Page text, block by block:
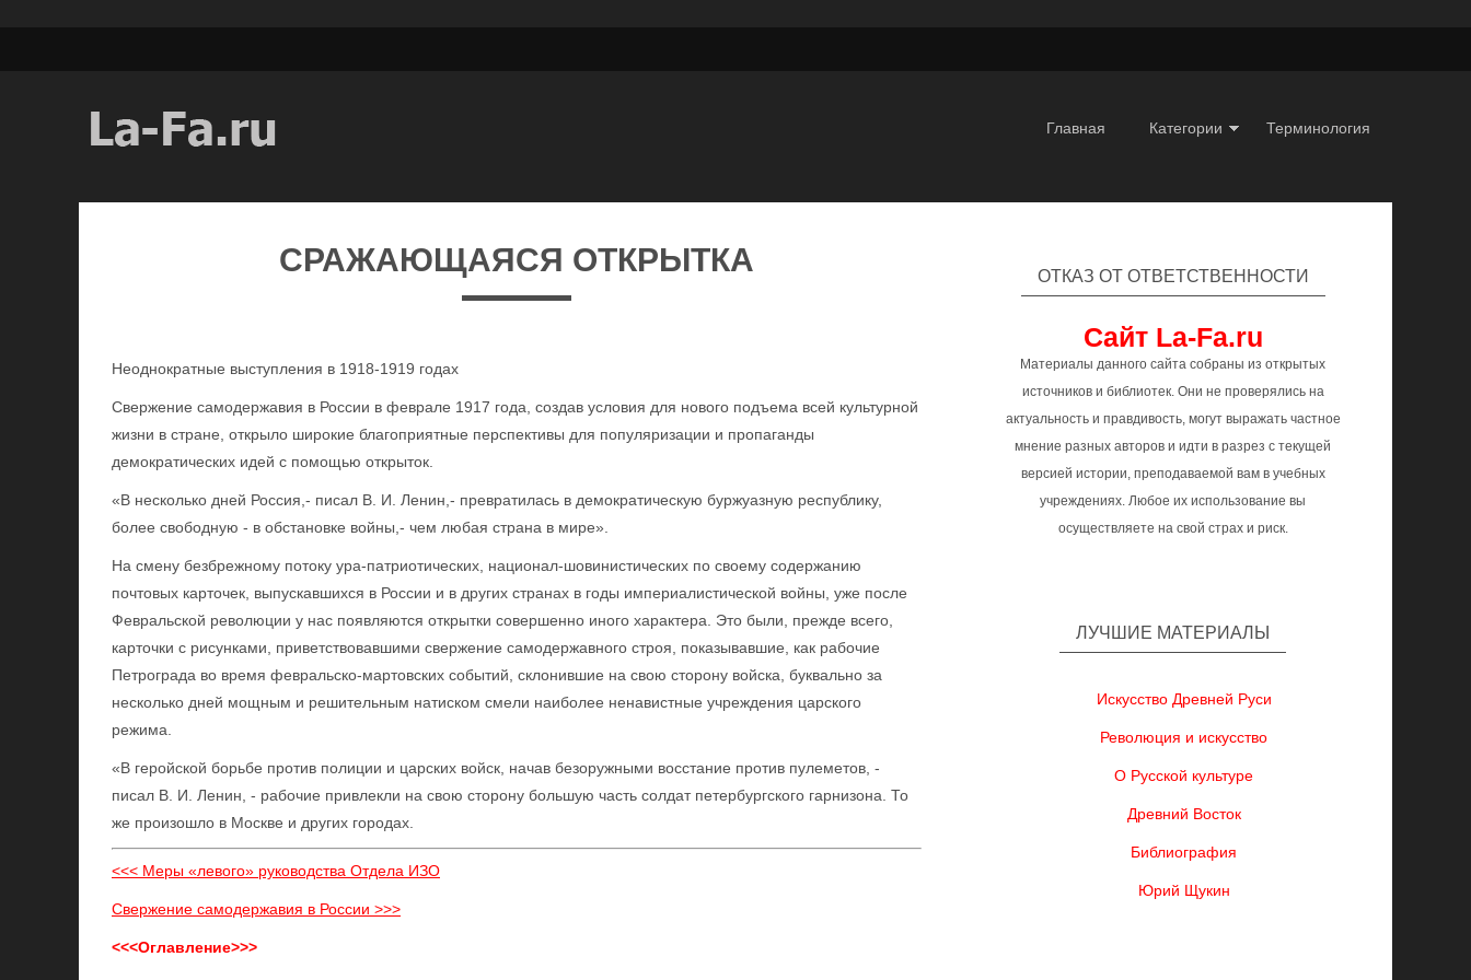
Главная Категории Терминология
СРАЖАЮЩАЯСЯ ОТКРЫТКА
Неоднократные выступления в 1918-1919 годах
Свержение самодержавия в России в феврале 1917 года, создав условия для нового подъема всей культурной
жизни в стране, открыло широкие благоприятные перспективы для популяризации и пропаганды
демократических идей с помощью открыток.
«В несколько дней Россия,- писал В. И. Ленин,- превратилась в демократическую буржуазную республику,
более свободную - в обстановке войны,- чем любая страна в мире».
На смену безбрежному потоку ура-патриотических, национал-шовинистических по своему содержанию
почтовых карточек, выпускавшихся в России и в других странах в годы империалистической войны, уже после
Февральской революции у нас появляются открытки совершенно иного характера. Это были, прежде всего,
карточки с рисунками, приветствовавшими свержение самодержавного строя, показывавшие, как рабочие
Петрограда во время февральско-мартовских событий, склонившие на свою сторону войска, буквально за
несколько дней мощным и решительным натиском смели наиболее ненавистные учреждения царского
режима.
«В геройской борьбе против полиции и царских войск, начав безоружными восстание против пулеметов, -
писал В. И. Ленин, - рабочие привлекли на свою сторону большую часть солдат петербургского гарнизона. То
же произошло в Москве и других городах.
<<< Меры «левого» руководства Отдела ИЗО
Свержение самодержавия в России >>>
<<<Оглавление>>>
ОТКАЗ ОТ ОТВЕТСТВЕННОСТИ
Сайт La-Fa.ru
Материалы данного сайта собраны из открытых
источников и библиотек. Они не проверялись на
актуальность и правдивость, могут выражать частное
мнение разных авторов и идти в разрез с текущей
версией истории, преподаваемой вам в учебных
учреждениях. Любое их использование вы
осуществляете на свой страх и риск.
ЛУЧШИЕ МАТЕРИАЛЫ
Искусство Древней Руси
Революция и искусство
О Русской культуре
Древний Восток
Библиография
Юрий Щукин